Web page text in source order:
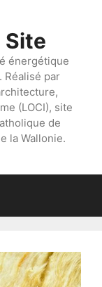
Site
énergétique
Réalisé par
(LOCI), site
de
la Wallonie.